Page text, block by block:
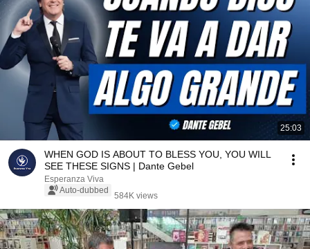
25:03
WHEN GOD IS ABOUT TO BLESS YOU, YOU WILL
SEE THESE SIGNS | Dante Gebel
Esperanza Viva
Auto-dubbed
584K views